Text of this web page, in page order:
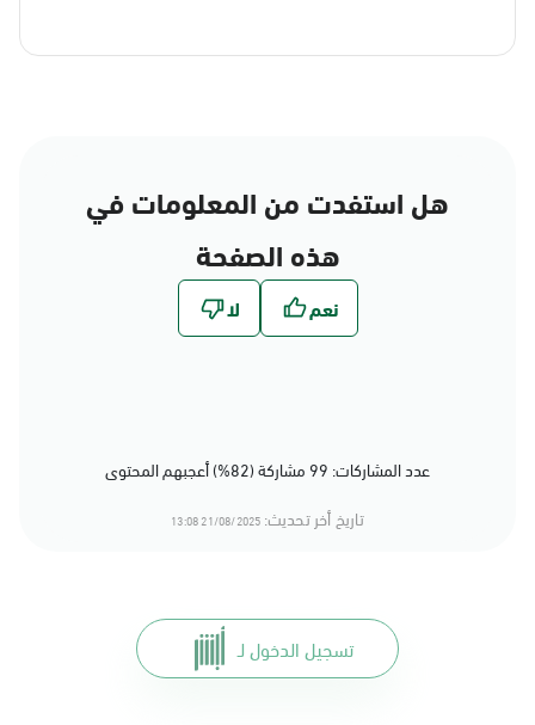
هل استفدت من المعلومات في
هذه الصفحة
عدد المشاركات: 99 مشاركة (82%) أعجبهم المحتوى
تاريخ أخر تحديث: 21/08/2025 13:08
تسجيل الدخول لـ